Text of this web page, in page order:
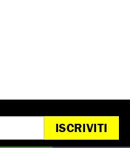
ISCRIVITI